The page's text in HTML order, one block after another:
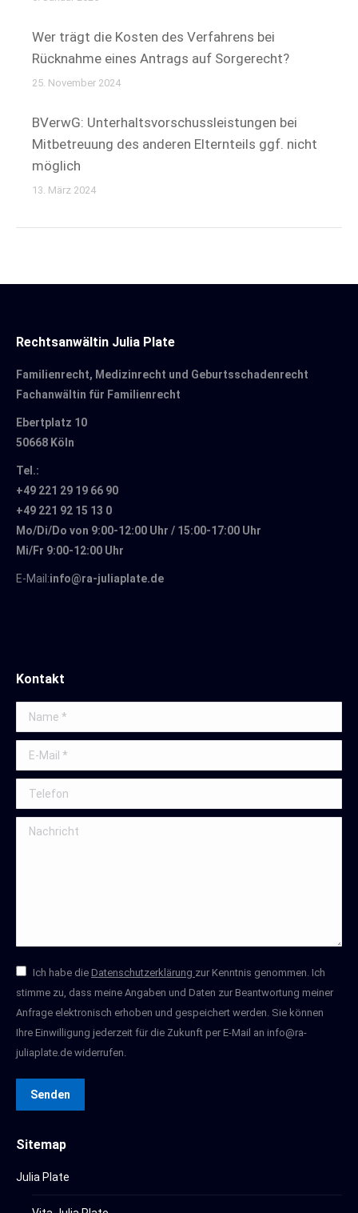
Wer trägt die Kosten des Verfahrens bei
Rücknahme eines Antrags auf Sorgerecht?
25. November 2024
BVerwG: Unterhaltsvorschussleistungen bei
Mitbetreuung des anderen Elternteils ggf. nicht
möglich
13. März 2024
Rechtsanwältin Julia Plate
Familienrecht, Medizinrecht und Geburtsschadenrecht
Fachanwältin für Familienrecht
Ebertplatz 10
50668 Köln
Tel.:
+49 221 29 19 66 90
+49 221 92 15 13 0
Mo/Di/Do von 9:00-12:00 Uhr / 15:00-17:00 Uhr
Mi/Fr 9:00-12:00 Uhr
E-Mail:info@ra-juliaplate.de
Kontakt
Name *
E-Mail *
Telefon
Nachricht
Ich habe die Datenschutzerklärung zur Kenntnis genommen. Ich
stimme zu, dass meine Angaben und Daten zur Beantwortung meiner
Anfrage elektronisch erhoben und gespeichert werden. Sie können
Ihre Einwilligung jederzeit für die Zukunft per E-Mail an info@ra-
juliaplate.de widerrufen.
Senden
Sitemap
Julia Plate